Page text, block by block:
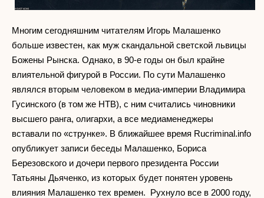
Многим сегодняшним читателям Игорь Малашенко
больше известен, как муж скандальной светской львицы
Божены Рынска. Однако, в 90-е годы он был крайне
влиятельной фигурой в России. По сути Малашенко
являлся вторым человеком в медиа-империи Владимира
Гусинского (в том же НТВ), с ним считались чиновники
высшего ранга, олигархи, а все медиаменеджеры
вставали по «струнке». В ближайшее время Rucriminal.info
опубликует записи беседы Малашенко, Бориса
Березовского и дочери первого президента России
Татьяны Дьяченко, из которых будет понятен уровень
влияния Малашенко тех времен. Рухнуло все в 2000 году,